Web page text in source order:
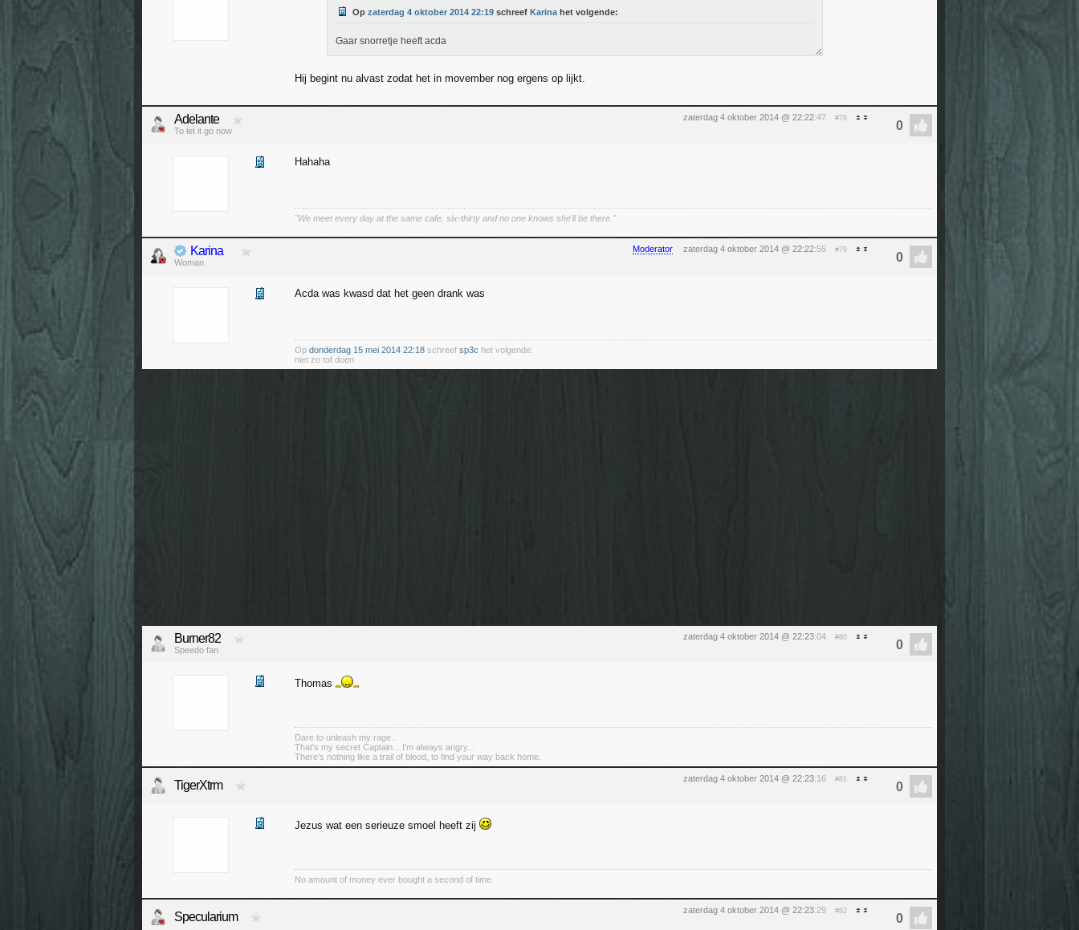
Op zaterdag 4 oktober 2014 22:19 schreef Karina het volgende:
Gaar snorretje heeft acda
Hij begint nu alvast zodat het in movember nog ergens op lijkt.
zaterdag 4 oktober 2014 @ 22:22:47 #78
Adelante
To let it go now
Hahaha
"We meet every day at the same cafe, six-thirty and no one knows she'll be there."
Moderator zaterdag 4 oktober 2014 @ 22:22:55 #79
Karina
Woman
Acda was kwasd dat het geen drank was
Op donderdag 15 mei 2014 22:18 schreef sp3c het volgende:
niet zo tof doen
zaterdag 4 oktober 2014 @ 22:23:04 #80
Burner82
Speedo fan
Thomas
Dare to unleash my rage..
That's my secret Captain... I'm always angry...
There's nothing like a trail of blood, to find your way back home.
zaterdag 4 oktober 2014 @ 22:23:16 #81
TigerXtrm
Jezus wat een serieuze smoel heeft zij
No amount of money ever bought a second of time.
zaterdag 4 oktober 2014 @ 22:23:29 #82
Specularium